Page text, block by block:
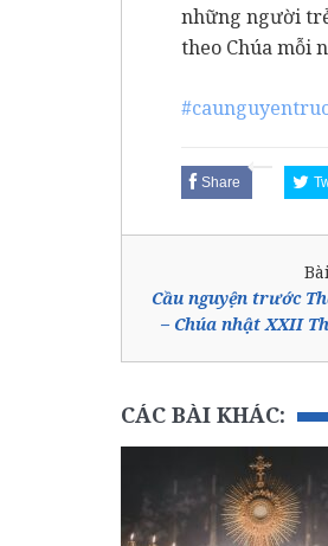
những người
theo Chúa mỗi
Share
Cầu nguyện trước
– Chúa nhật XXII
CÁC BÀI KHÁC: